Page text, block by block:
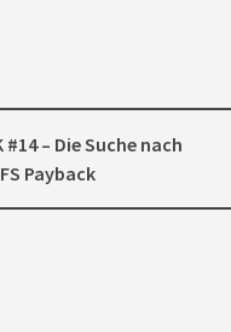
#14 – Die Suche nach
Payback